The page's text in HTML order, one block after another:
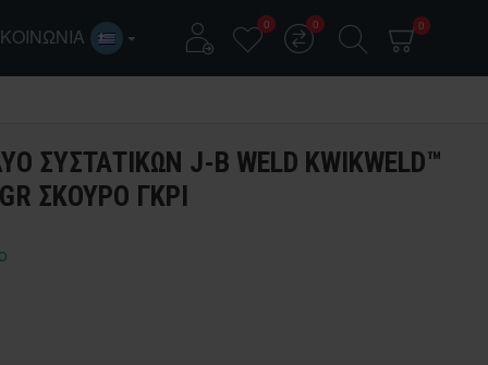
0 0 0
ΣΥΣΤΑΤΙΚΏΝ J-B WELD KWIKWELD™
ΣΚΟΎΡΟ ΓΚΡΙ